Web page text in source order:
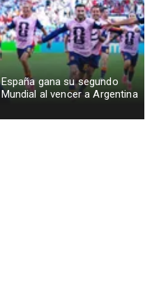
España gana su segundo
Mundial al vencer a Argentina